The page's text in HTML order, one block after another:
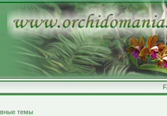
темы